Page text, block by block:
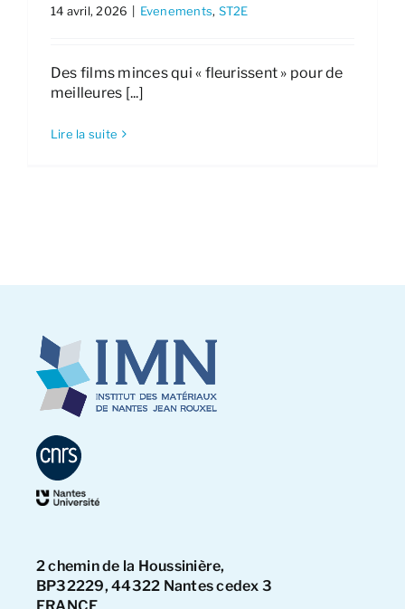
14 avril, 2026 Evenements, ST2E
Des films minces qui « fleurissent » pour de
meilleures [...]
Lire la suite
2 chemin de la Houssinière,
BP32229, 44322 Nantes cedex 3